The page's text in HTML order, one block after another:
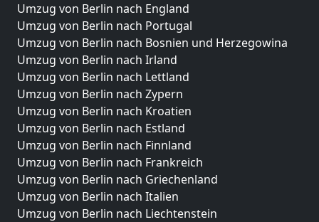
Umzug von Berlin nach England
Umzug von Berlin nach Portugal
Umzug von Berlin nach Bosnien und Herzegowina
Umzug von Berlin nach Irland
Umzug von Berlin nach Lettland
Umzug von Berlin nach Zypern
Umzug von Berlin nach Kroatien
Umzug von Berlin nach Estland
Umzug von Berlin nach Finnland
Umzug von Berlin nach Frankreich
Umzug von Berlin nach Griechenland
Umzug von Berlin nach Italien
Umzug von Berlin nach Liechtenstein